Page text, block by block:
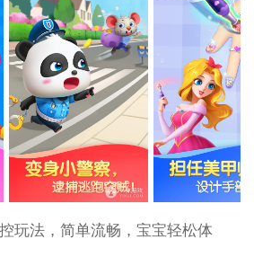
玩法，简单流畅，宝宝轻松体